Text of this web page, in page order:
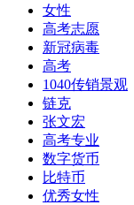
女性
高考志愿
新冠病毒
高考
1040传销景观
链克
张文宏
高考专业
数字货币
比特币
优秀女性